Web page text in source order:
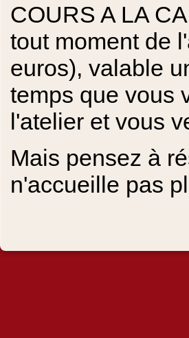
COURS A LA
tout moment de
euros), valable
temps que vous
l'atelier et vous
Mais pensez à
n'accueille pas